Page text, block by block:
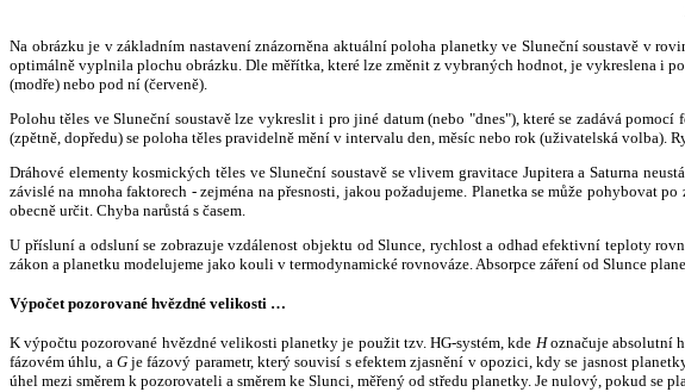
Na obrázku je v základním nastavení znázorněna aktuální poloha planetky ve Sluneční soustavě v
optimálně vyplnila plochu obrázku. Dle měřítka, které lze změnit z vybraných hodnot, je vykreslena i
(modře) nebo pod ní (červeně).
Polohu těles ve Sluneční soustavě lze vykreslit i pro jiné datum (nebo "dnes"), které se zadává
(zpětně, dopředu) se poloha těles pravidelně mění v intervalu den, měsíc nebo rok (uživatelská volba).
Dráhové elementy kosmických těles ve Sluneční soustavě se vlivem gravitace Jupitera a Saturna
závislé na mnoha faktorech - zejména na přesnosti, jakou požadujeme. Planetka se může
obecně určit. Chyba narůstá s časem.
U přísluní a odsluní se zobrazuje vzdálenost objektu od Slunce, rychlost a odhad efektivní teploty
zákon a planetku modelujeme jako kouli v termodynamické rovnováze. Absorpce záření od Slunce
Výpočet pozorované hvězdné velikosti …
K výpočtu pozorované hvězdné velikosti planetky je použit tzv. HG-systém, kde Hoznačuje absolutní
fázovém úhlu, a Gje fázový parametr, který souvisí s efektem zjasnění v opozici, kdy se jasnost
úhel mezi směrem k pozorovateli a směrem ke Slunci, měřený od středu planetky. Je nulový, pokud se